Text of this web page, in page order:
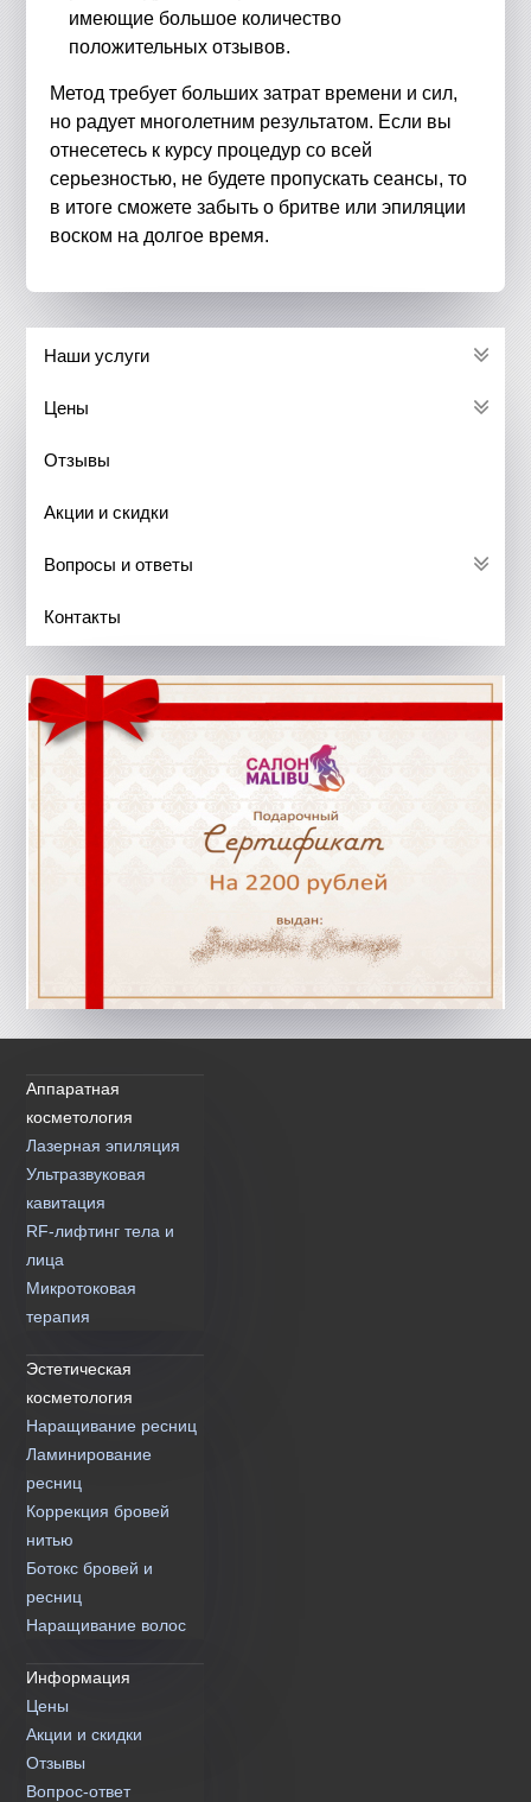
имеющие большое количество
положительных отзывов.
Метод требует больших затрат времени и сил,
но радует многолетним результатом. Если вы
отнесетесь к курсу процедур со всей
серьезностью, не будете пропускать сеансы, то
в итоге сможете забыть о бритве или эпиляции
воском на долгое время.
Наши услуги
Цены
Отзывы
Акции и скидки
Вопросы и ответы
Контакты
Аппаратная
косметология
Лазерная эпиляция
Ультразвуковая
кавитация
RF-лифтинг тела и
лица
Микротоковая
терапия
Эстетическая
косметология
Наращивание ресниц
Ламинирование
ресниц
Коррекция бровей
нитью
Ботокс бровей и
ресниц
Наращивание волос
Информация
Цены
Акции и скидки
Отзывы
Вопрос-ответ